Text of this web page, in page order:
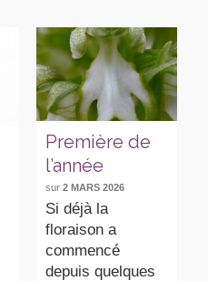
Première de
l’année
sur 2 MARS 2026
Si déjà la
floraison a
commencé
depuis quelques